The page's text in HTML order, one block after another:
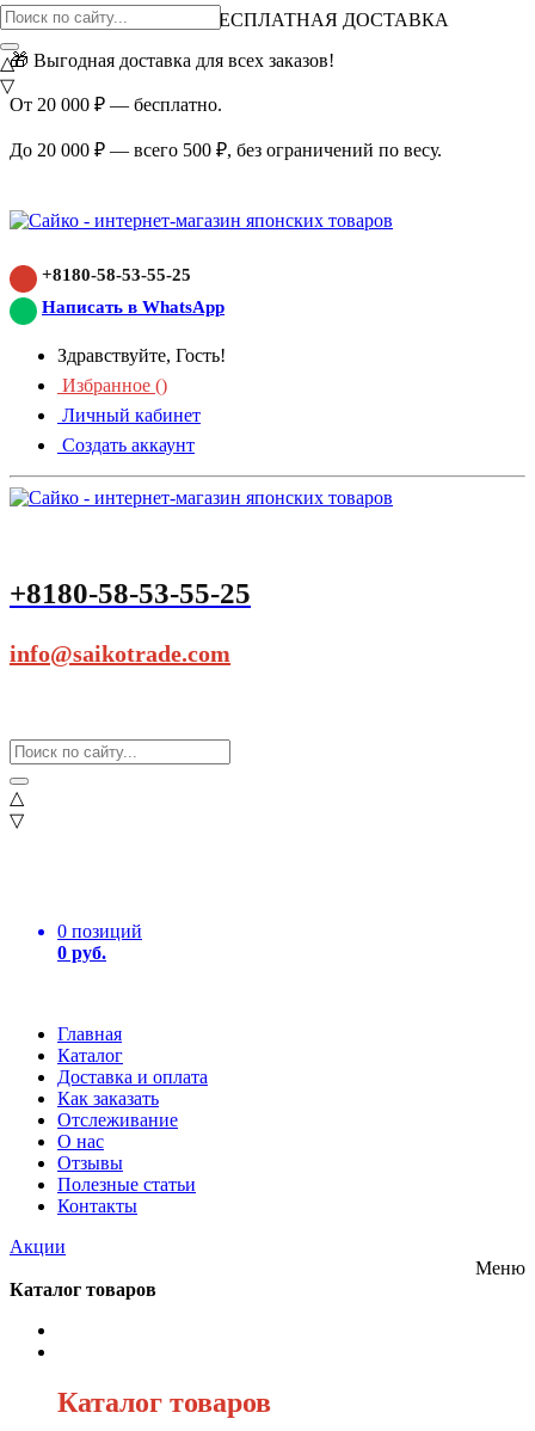
ВНИМАНИЕ АКЦИЯ!
БЕСПЛАТНАЯ ДОСТАВКА
🎁 Выгодная доставка для всех заказов!
От 20 000 ₽ — бесплатно.
До 20 000 ₽ — всего 500 ₽, без ограничений по весу.
+8180-58-53-55-25
Написать в WhatsApp
Здравствуйте, Гость!
Избранное ()
Личный кабинет
Создать аккаунт
+8180-58-53-55-25
info@saikotrade.com
△
▽
0 позиций
0 руб.
Главная
Каталог
Доставка и оплата
Как заказать
Отслеживание
О нас
Отзывы
Полезные статьи
Контакты
Акции
△
▽
Меню
Каталог товаров
Каталог товаров